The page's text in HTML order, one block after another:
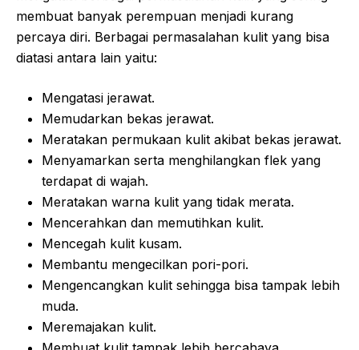
membuat banyak perempuan menjadi kurang
percaya diri. Berbagai permasalahan kulit yang bisa
diatasi antara lain yaitu:
Mengatasi jerawat.
Memudarkan bekas jerawat.
Meratakan permukaan kulit akibat bekas jerawat.
Menyamarkan serta menghilangkan flek yang
terdapat di wajah.
Meratakan warna kulit yang tidak merata.
Mencerahkan dan memutihkan kulit.
Mencegah kulit kusam.
Membantu mengecilkan pori-pori.
Mengencangkan kulit sehingga bisa tampak lebih
muda.
Meremajakan kulit.